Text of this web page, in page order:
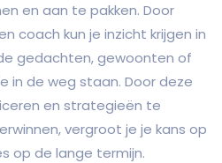
en aan te pakken. Door
coach kun je inzicht krijgen in
gedachten, gewoonten of
in de weg staan. Door deze
en strategieën te
vergroot je je kans op
op de lange termijn.